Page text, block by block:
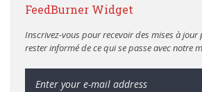
FeedBurner Widget
Inscrivez-vous pour recevoir des mises à
rester informé de ce qui se passe avec notre